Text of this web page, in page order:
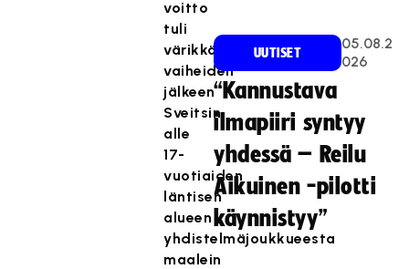
voitto
tuli
värikkäiden
vaiheiden
jälkeen
Sveitsin
alle
17-
vuotiaiden
läntisen
alueen
yhdistelmäjoukkueesta
maalein
UUTISET
05.08.2
026
“Kannustava
ilmapiiri syntyy
yhdessä – Reilu
Aikuinen -pilotti
käynnistyy”